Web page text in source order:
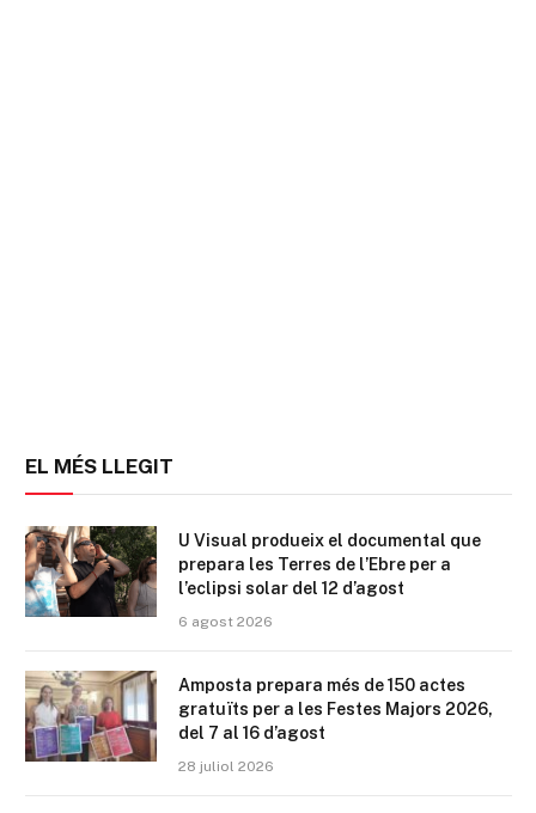
EL MÉS LLEGIT
U Visual produeix el documental que
prepara les Terres de l’Ebre per a
l’eclipsi solar del 12 d’agost
6 agost 2026
Amposta prepara més de 150 actes
gratuïts per a les Festes Majors 2026,
del 7 al 16 d’agost
28 juliol 2026